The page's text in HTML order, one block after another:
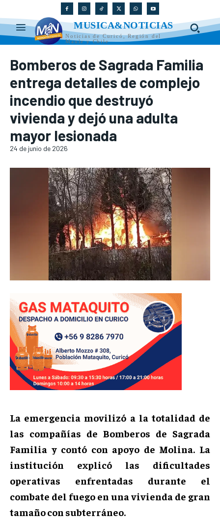
MUSICA&NOTICIAS
Noticias de Curicó, Región del
Maule y Chile
Bomberos de Sagrada Familia
entrega detalles de complejo
incendio que destruyó
vivienda y dejó una adulta
mayor lesionada
24 de junio de 2026
La emergencia movilizó a la totalidad de
las compañías de Bomberos de Sagrada
Familia y contó con apoyo de Molina. La
institución explicó las dificultades
operativas enfrentadas durante el
combate del fuego en una vivienda de gran
tamaño con subterráneo.